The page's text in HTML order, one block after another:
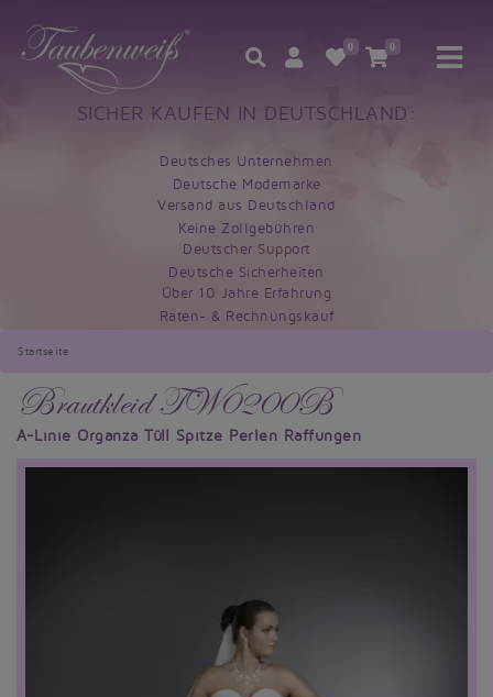
0 0
SICHER KAUFEN IN DEUTSCHLAND:
Deutsches Unternehmen
Deutsche Modemarke
Versand aus Deutschland
Keine Zollgebühren
Deutscher Support
Deutsche Sicherheiten
Über 10 Jahre Erfahrung
Raten- & Rechnungskauf
Startseite
Brautkleid TW0200B
A-Linie Organza Tüll Spitze Perlen Raffungen